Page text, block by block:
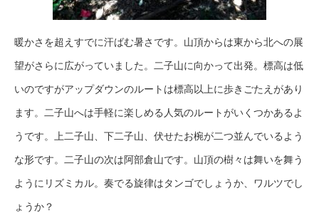
暖かさを超えすでに汗ばむ暑さです。山頂からは東から北への展
望がさらに広がっていました。二子山に向かって出発。標高は低
いのですがアップダウンのルートは標高以上に歩きごたえがあり
ます。二子山へは手軽に楽しめる人気のルートがいくつかあるよ
うです。上二子山、下二子山、伏せたお椀が二つ並んでいるよう
な形です。二子山の次は阿部倉山です。山頂の樹々は舞いを舞う
ようにリズミカル。奏でる旋律はタンゴでしょうか、ワルツでし
ょうか？